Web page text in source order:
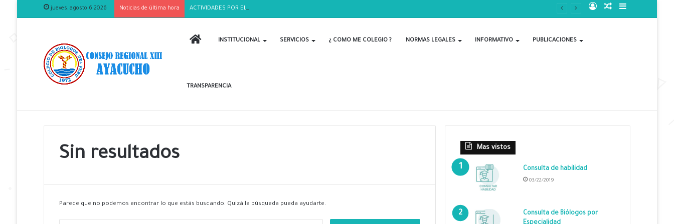
jueves, agosto 6 2026 Noticias de última hora ACTIVIDADES POR EL DÍA DEL BIOLOGO Barra
Publicación
Acceso
INICIO INSTITUCIONAL SERVICIOS ¿ COMO ME COLEGIO ? NORMAS LEGALES INFORMATIVO PUBLICACIONES
TRANSPARENCIA
Sin resultados
Parece que no podemos encontrar lo que estás buscando. Quizá la búsqueda pueda ayudarte.
Mas vistos
Consulta de habilidad
03/22/2019
Consulta de Biólogos por